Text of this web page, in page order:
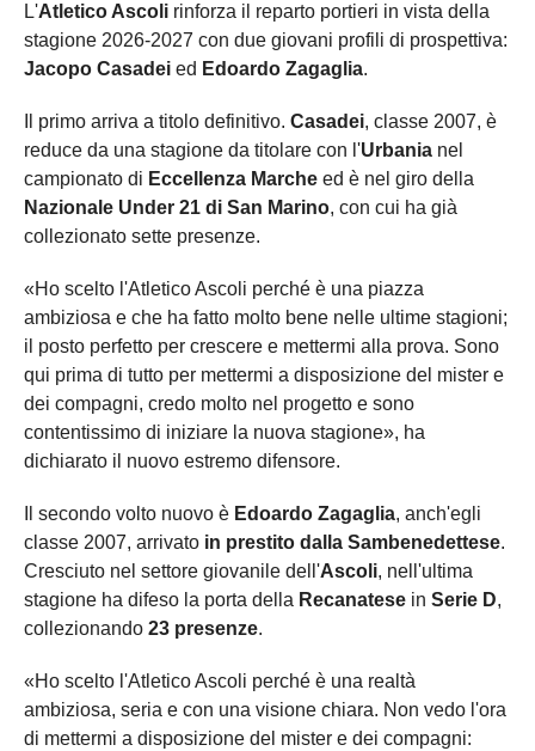
L'Atletico Ascoli rinforza il reparto portieri in vista della
stagione 2026-2027 con due giovani profili di prospettiva:
Jacopo Casadei ed Edoardo Zagaglia.
Il primo arriva a titolo definitivo. Casadei, classe 2007, è
reduce da una stagione da titolare con l'Urbania nel
campionato di Eccellenza Marche ed è nel giro della
Nazionale Under 21 di San Marino, con cui ha già
collezionato sette presenze.
«Ho scelto l'Atletico Ascoli perché è una piazza
ambiziosa e che ha fatto molto bene nelle ultime stagioni;
il posto perfetto per crescere e mettermi alla prova. Sono
qui prima di tutto per mettermi a disposizione del mister e
dei compagni, credo molto nel progetto e sono
contentissimo di iniziare la nuova stagione», ha
dichiarato il nuovo estremo difensore.
Il secondo volto nuovo è Edoardo Zagaglia, anch'egli
classe 2007, arrivato in prestito dalla Sambenedettese.
Cresciuto nel settore giovanile dell'Ascoli, nell'ultima
stagione ha difeso la porta della Recanatese in Serie D,
collezionando 23 presenze.
«Ho scelto l'Atletico Ascoli perché è una realtà
ambiziosa, seria e con una visione chiara. Non vedo l'ora
di mettermi a disposizione del mister e dei compagni: